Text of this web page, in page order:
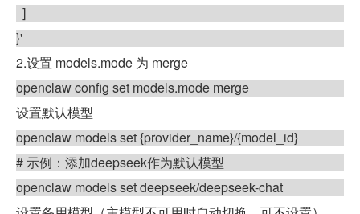
]
}'
2.设置 models.mode 为 merge
openclaw config set models.mode merge
设置默认模型
openclaw models set {provider_name}/{model_id}
#示例：添加deepseek作为默认模型
openclaw models set deepseek/deepseek-chat